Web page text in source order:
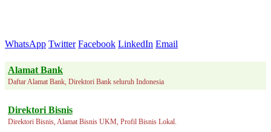
WhatsApp Twitter Facebook LinkedIn Email
Alamat Bank
Daftar Alamat Bank, Direktori Bank seluruh Indonesia
Direktori Bisnis
Direktori Bisnis, Alamat Bisnis UKM, Profil Bisnis Lokal.